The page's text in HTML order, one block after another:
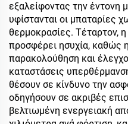
εξαλείφοντας την έντονη
υφίστανται οι μπαταρίες
θερμοκρασίες. Τέταρτον,
προσφέρει ησυχία, καθώς
παρακολούθηση και
καταστάσεις
θέσουν σε κίνδυνο την
οδηγήσουν σε ακριβές
βελτιωμένη ενεργειακή